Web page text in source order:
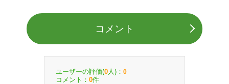
コメント
ユーザーの評価(0 人)： 0
コメント： 0件